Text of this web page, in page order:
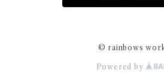
© rainbows
Powered by